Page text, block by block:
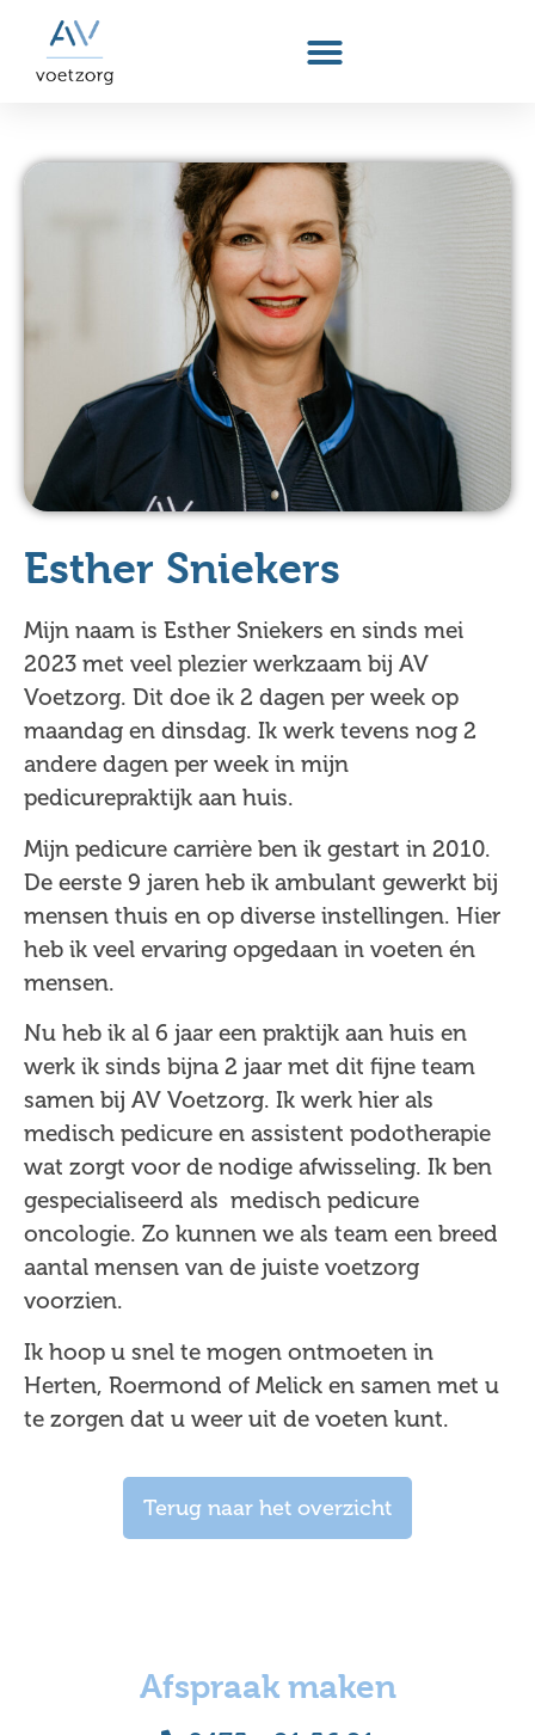
Esther Sniekers
Mijn naam is Esther Sniekers en sinds mei
2023 met veel plezier werkzaam bij AV
Voetzorg. Dit doe ik 2 dagen per week op
maandag en dinsdag. Ik werk tevens nog 2
andere dagen per week in mijn
pedicurepraktijk aan huis.
Mijn pedicure carrière ben ik gestart in 2010.
De eerste 9 jaren heb ik ambulant gewerkt bij
mensen thuis en op diverse instellingen. Hier
heb ik veel ervaring opgedaan in voeten én
mensen.
Nu heb ik al 6 jaar een praktijk aan huis en
werk ik sinds bijna 2 jaar met dit fijne team
samen bij AV Voetzorg. Ik werk hier als
medisch pedicure en assistent podotherapie
wat zorgt voor de nodige afwisseling. Ik ben
gespecialiseerd als medisch pedicure
oncologie. Zo kunnen we als team een breed
aantal mensen van de juiste voetzorg
voorzien.
Ik hoop u snel te mogen ontmoeten in
Herten, Roermond of Melick en samen met u
te zorgen dat u weer uit de voeten kunt.
Terug naar het overzicht
Afspraak maken